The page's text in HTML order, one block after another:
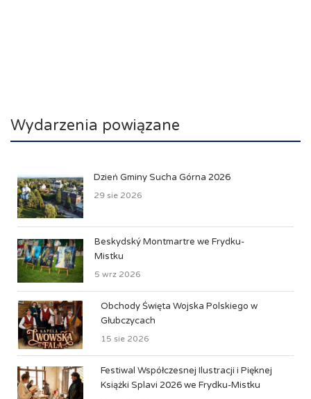
Wydarzenia powiązane
Dzień Gminy Sucha Górna 2026
29 sie 2026
Beskydský Montmartre we Frydku-
Mistku
5 wrz 2026
Obchody Święta Wojska Polskiego w
Głubczycach
15 sie 2026
Festiwal Współczesnej Ilustracji i Pięknej
Książki Splavi 2026 we Frydku-Mistku